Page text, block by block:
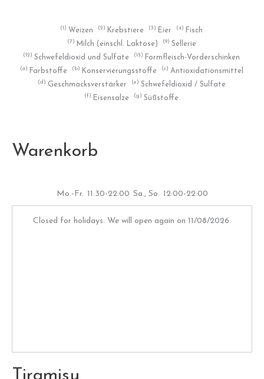
1 Weizen 2 Krebstiere 3 Eier 4 Fisch
7 Milch (einschl. Laktose) 9 Sellerie
12 Schwefeldioxid und Sulfate 15 Formfleisch-Vorderschinken
a Farbstoffe b Konservierungsstoffe c Antioxidationsmittel
d Geschmacksverstärker e Schwefeldioxid / Sulfate
f Eisensalze g Süßstoffe
Warenkorb
Mo.-Fr. 11:30-22:00 Sa., So. 12:00-22:00
Closed for holidays. We will open again on 11/08/2026.